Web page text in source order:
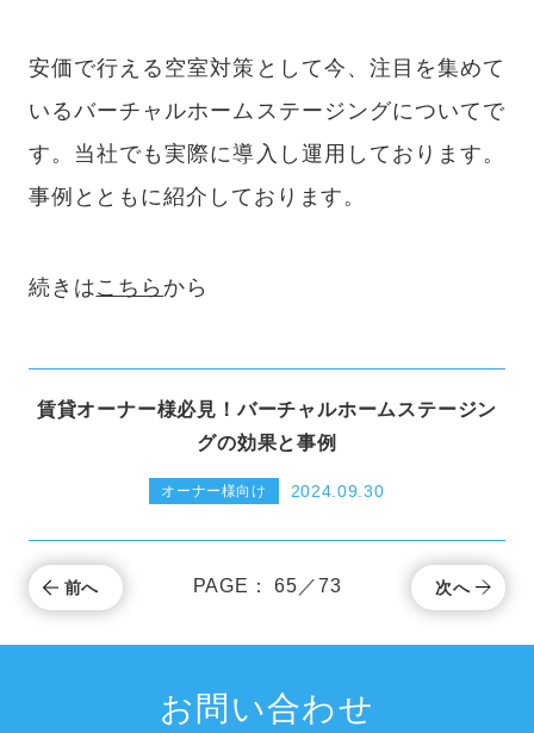
安価で行える空室対策として今、注目を集めて
いるバーチャルホームステージングについてで
す。当社でも実際に導入し運用しております。
事例とともに紹介しております。
続きはこちら から
賃貸オーナー様必見！バーチャルホームステージン
グの効果と事例
オーナー様向け 2024.09.30
PAGE： 65／73
前へ 次へ
お問い合わせ